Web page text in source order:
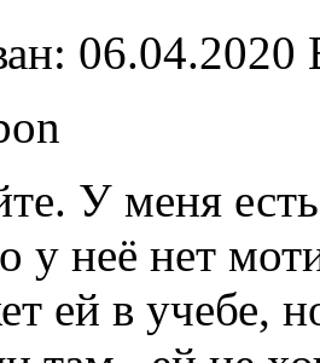
У меня
у неё нет
ей в учебе,